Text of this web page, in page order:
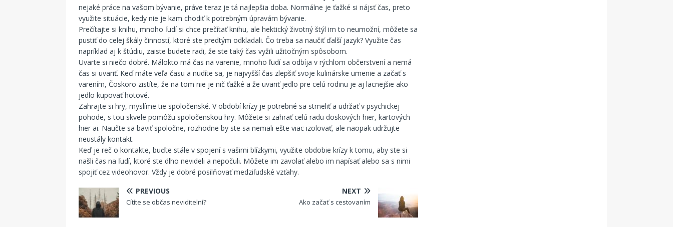
nejaké práce na vašom bývanie, práve teraz je tá najlepšia doba. Normálne je ťažké si nájsť čas, preto
využite situácie, kedy nie je kam chodiť k potrebným úpravám bývanie.
Prečítajte si knihu, mnoho ľudí si chce prečítať knihu, ale hektický životný štýl im to neumožní, môžete sa
pustiť do celej škály činností, ktoré ste predtým odkladali. Čo treba sa naučiť ďalší jazyk? Využite čas
napríklad aj k štúdiu, zaiste budete radi, že ste taký čas vyžili užitočným spôsobom.
Uvarte si niečo dobré. Málokto má čas na varenie, mnoho ľudí sa odbíja v rýchlom občerstvení a nemá
čas si uvariť. Keď máte veľa času a nudíte sa, je najvyšší čas zlepšiť svoje kulinárske umenie a začať s
varením, Čoskoro zistíte, že na tom nie je nič ťažké a že uvariť jedlo pre celú rodinu je aj lacnejšie ako
jedlo kupovať hotové.
Zahrajte si hry, myslíme tie spoločenské. V období krízy je potrebné sa stmeliť a udržať v psychickej
pohode, s tou skvele pomôžu spoločenskou hry. Môžete si zahrať celú radu doskových hier, kartových
hier ai. Naučte sa baviť spoločne, rozhodne by ste sa nemali ešte viac izolovať, ale naopak udržujte
neustály kontakt.
Keď je reč o kontakte, buďte stále v spojení s vašimi blízkymi, využite obdobie krízy k tomu, aby ste si
našli čas na ľudí, ktoré ste dlho nevideli a nepočuli. Môžete im zavolať alebo im napísať alebo sa s nimi
spojiť cez videohovor. Vždy je dobré posilňovať medziľudské vzťahy.
PREVIOUS
Cítíte se občas neviditelní?
NEXT
Ako začať s cestovaním